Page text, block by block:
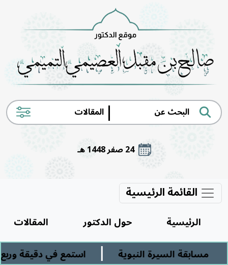
|
24 صفر 1448 هـ
القائمة الرئيسية
الرئيسية حول الدكتور
المقالات
مسابقة السيرة النبوية
| استمع في دقيقة وربع